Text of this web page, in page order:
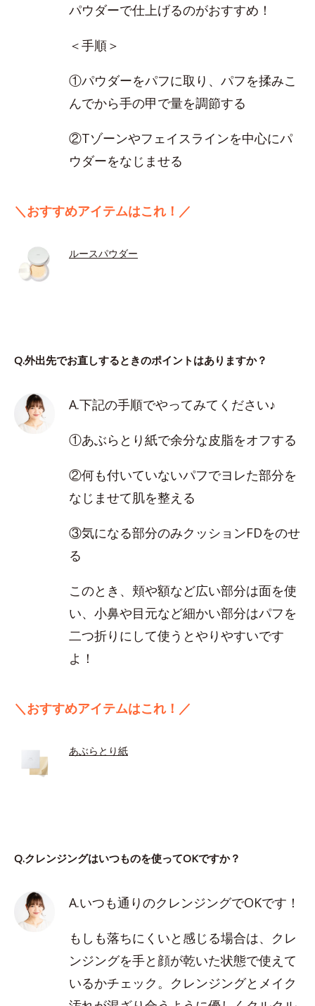
パウダーで仕上げるのがおすすめ！
＜手順＞
①パウダーをパフに取り、パフを揉みこ
んでから手の甲で量を調節する
②Tゾーンやフェイスラインを中心にパ
ウダーをなじませる
＼おすすめアイテムはこれ！／
ルースパウダー
Q.外出先でお直しするときのポイントはありますか？
A.下記の手順でやってみてください♪
①あぶらとり紙で余分な皮脂をオフする
②何も付いていないパフでヨレた部分を
なじませて肌を整える
③気になる部分のみクッションFDをのせ
る
このとき、頬や額など広い部分は面を使
い、小鼻や目元など細かい部分はパフを
二つ折りにして使うとやりやすいです
よ！
＼おすすめアイテムはこれ！／
あぶらとり紙
Q.クレンジングはいつものを使ってOKですか？
A.いつも通りのクレンジングでOKです！
もしも落ちにくいと感じる場合は、クレ
ンジングを手と顔が乾いた状態で使えて
いるかチェック。クレンジングとメイク